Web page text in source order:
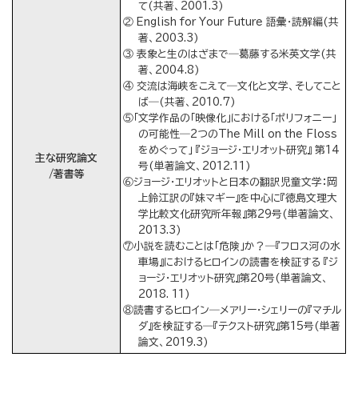
主な研究論文
/著書等
て(共著、2001.3)
② English for Your Future 語彙・読解編(共
著、2003.3)
③ 表象と生のはざまで―葛藤する米英文学(共
著、2004.8)
④ 交流は海峡をこえて―文化と文学、そしてこと
ば―(共著、2010.7)
⑤「文学作品の「映像化」における「ポリフォニー」
の可能性―2つのThe Mill on the Floss
をめぐって」 『ジョージ・エリオット研究』 第14
号(単著論文、2012.11)
⑥ジョージ・エリオットと日本の翻訳児童文学：岡
上鈴江訳の『妹マギー』を中心に『徳島文理大
学比較文化研究所年報』第29号(単著論文、
2013.3)
⑦小説を読むことは「危険」か？―『フロス河の水
車場』におけるヒロインの読書を検証する 『ジ
ョージ・エリオット研究』第20号(単著論文、
2018. 11)
⑧読書するヒロイン―メアリー・シェリーの『マチル
ダ』を検証する―『テクスト研究』第15号(単著
論文、2019.3)